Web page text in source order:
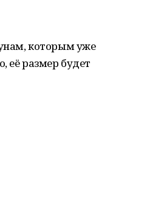
которым уже
её размер будет